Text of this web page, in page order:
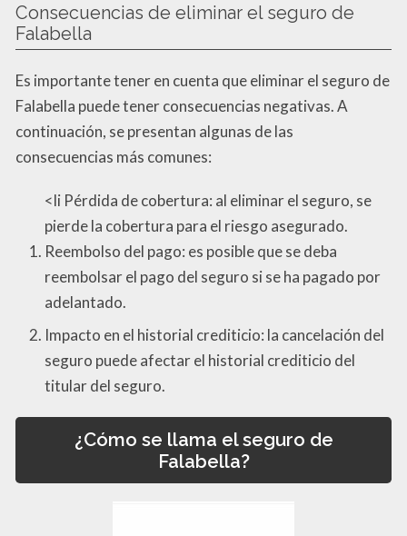
Consecuencias de eliminar el seguro de
Falabella
Es importante tener en cuenta que eliminar el seguro de
Falabella puede tener consecuencias negativas. A
continuación, se presentan algunas de las
consecuencias más comunes:
<li Pérdida de cobertura: al eliminar el seguro, se
pierde la cobertura para el riesgo asegurado.
Reembolso del pago: es posible que se deba
reembolsar el pago del seguro si se ha pagado por
adelantado.
Impacto en el historial crediticio: la cancelación del
seguro puede afectar el historial crediticio del
titular del seguro.
¿Cómo se llama el seguro de
Falabella?